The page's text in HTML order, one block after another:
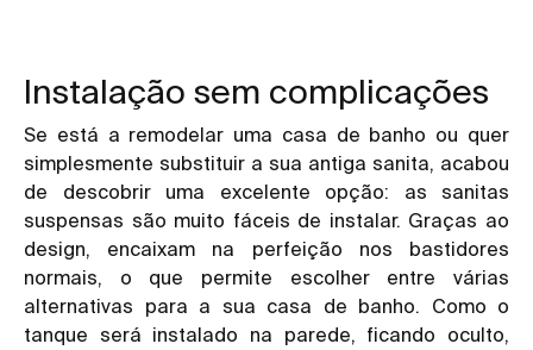
Instalação sem complicações
Se está a remodelar uma casa de banho ou quer
simplesmente substituir a sua antiga sanita, acabou
de descobrir uma excelente opção: as sanitas
suspensas são muito fáceis de instalar. Graças ao
design, encaixam na perfeição nos bastidores
normais, o que permite escolher entre várias
alternativas para a sua casa de banho. Como o
tanque será instalado na parede, ficando oculto,